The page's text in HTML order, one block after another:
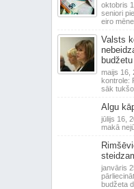
oktobris
seniori
eiro
Valsts
budžetu
maijs 16,
kontrole:
sāk
Algu
jūlijs 16,
makā
janvāris
budžeta